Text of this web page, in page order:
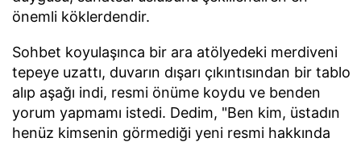
önemli köklerdendir.
Sohbet koyulaşınca bir ara atölyedeki merdiveni
tepeye uzattı, duvarın dışarı çıkıntısından bir tablo
alıp aşağı indi, resmi önüme koydu ve benden
yorum yapmamı istedi. Dedim, "Ben kim, üstadın
henüz kimsenin görmediği yeni resmi hakkında